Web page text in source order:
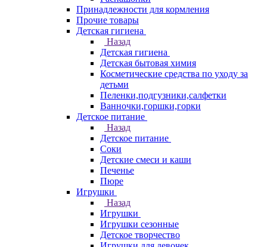
Принадлежности для кормления
Прочие товары
Детская гигиена
Назад
Детская гигиена
Детская бытовая химия
Косметические средства по уходу за
детьми
Пеленки,подгузники,салфетки
Ванночки,горшки,горки
Детское питание
Назад
Детское питание
Соки
Детские смеси и каши
Печенье
Пюре
Игрушки
Назад
Игрушки
Игрушки сезонные
Детское творчество